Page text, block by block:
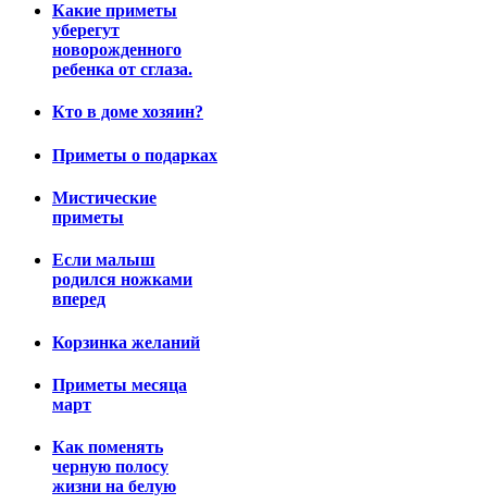
Какие приметы
уберегут
новорожденного
ребенка от сглаза.
Кто в доме хозяин?
Приметы о подарках
Мистические
приметы
Если малыш
родился ножками
вперед
Корзинка желаний
Приметы месяца
март
Как поменять
черную полосу
жизни на белую